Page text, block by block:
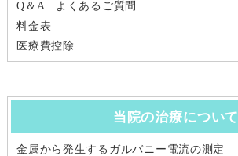
Q＆A よくあるご質問
料金表
医療費控除
当院の治療について
金属から発生するガルバニー電流の測定